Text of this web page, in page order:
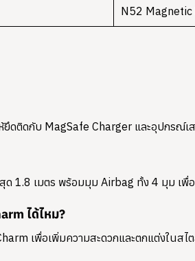
N52 Magnetic
ยึดติดกับ MagSafe Charger และอุปกรณ์
1.8 เมตร พร้อมมุม Airbag ทั้ง 4 มุม เพื่อ
ได้ไหม?
เพื่อเพิ่มความสะดวกและตกแต่งในส